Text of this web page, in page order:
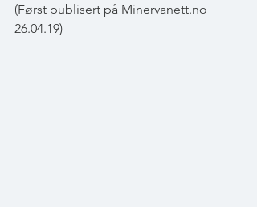
(Først publisert på Minervanett.no
26.04.19)